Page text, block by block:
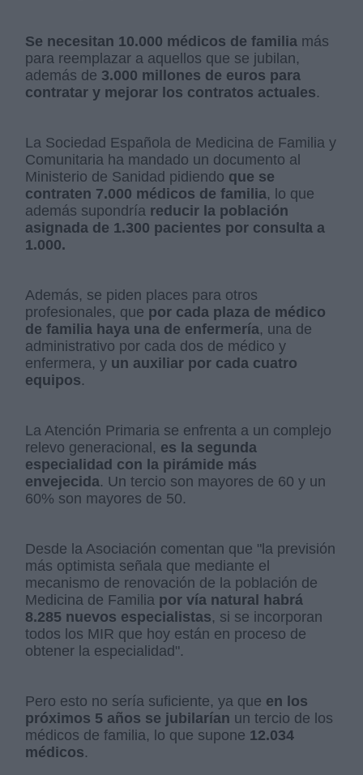
Se necesitan 10.000 médicos de familia más
para reemplazar a aquellos que se jubilan,
además de 3.000 millones de euros para
contratar y mejorar los contratos actuales.
La Sociedad Española de Medicina de Familia y
Comunitaria ha mandado un documento al
Ministerio de Sanidad pidiendo que se
contraten 7.000 médicos de familia, lo que
además supondría reducir la población
asignada de 1.300 pacientes por consulta a
1.000.
Además, se piden places para otros
profesionales, que por cada plaza de médico
de familia haya una de enfermería, una de
administrativo por cada dos de médico y
enfermera, y un auxiliar por cada cuatro
equipos.
La Atención Primaria se enfrenta a un complejo
relevo generacional, es la segunda
especialidad con la pirámide más
envejecida. Un tercio son mayores de 60 y un
60% son mayores de 50.
Desde la Asociación comentan que "la previsión
más optimista señala que mediante el
mecanismo de renovación de la población de
Medicina de Familia por vía natural habrá
8.285 nuevos especialistas, si se incorporan
todos los MIR que hoy están en proceso de
obtener la especialidad".
Pero esto no sería suficiente, ya que en los
próximos 5 años se jubilarían un tercio de los
médicos de familia, lo que supone 12.034
médicos.